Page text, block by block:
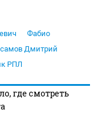
Фабио
Дмитрий
РПЛ
где смотреть